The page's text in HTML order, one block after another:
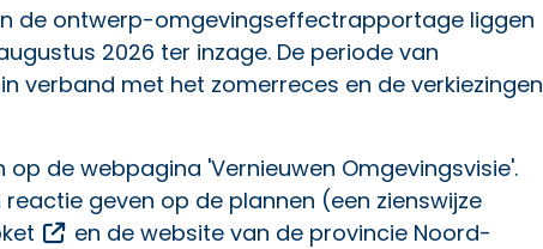
de ontwerp-omgevingseffectrapportage liggen
2026 ter inzage. De periode van
verband met het zomerreces en de verkiezingen
op de webpagina 'Vernieuwen Omgevingsvisie'.
reactie geven op de plannen (een zienswijze
Opent een externe link
en de website van de provincie Noord-